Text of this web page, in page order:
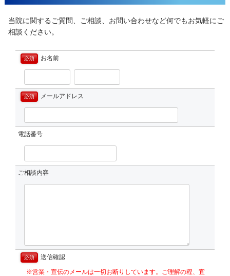
当院に関するご質問、ご相談、お問い合わせなど何でもお気軽にご
相談ください。
必須 お名前
必須 メールアドレス
電話番号
ご相談内容
必須 送信確認
※営業・宣伝のメールは一切お断りしています。ご理解の程、宜